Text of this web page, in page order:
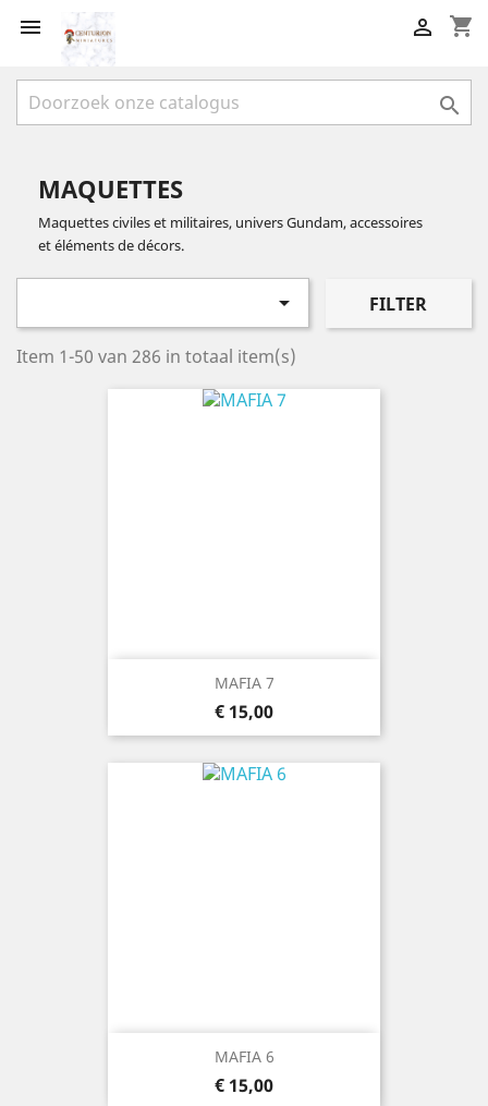
 shopping_cart


MAQUETTES
Maquettes civiles et militaires, univers Gundam, accessoires
et éléments de décors.
 FILTER
Item 1-50 van 286 in totaal item(s)
MAFIA 7
Prijs
€ 15,00
MAFIA 6
Prijs
€ 15,00